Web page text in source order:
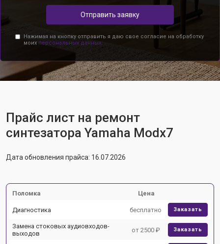
Отправить заявку
Нажимая на кнопку отправить я даю свое согласие на обработку
моих персональных данных.
Прайс лист на ремонт
синтезатора Yamaha Modx7
Дата обновления прайса: 16.07.2026
Поломка Цена
Диагностика бесплатно Заказать
Замена стоковых аудиовходов-
выходов
от 2500 ₽ Заказать